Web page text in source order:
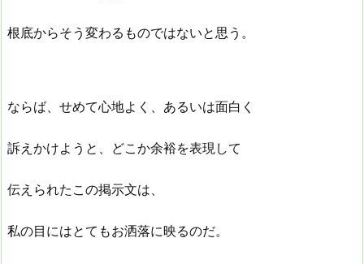
根底からそう変わるものではないと思う。
ならば、せめて心地よく、あるいは面白く
訴えかけようと、どこか余裕を表現して
伝えられたこの掲示文は、
私の目にはとてもお洒落に映るのだ。